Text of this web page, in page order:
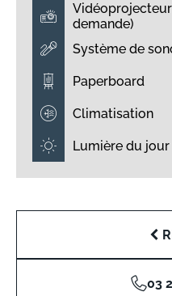
Vidéoprojecteur
demande)
Système de
Paperboard
Climatisation
Lumière du jour
03